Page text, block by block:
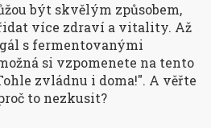
být skvělým způsobem,
více zdraví a vitality. Až
s fermentovanými
si vzpomenete na tento
zvládnu i doma!". A věřte
to nezkusit?